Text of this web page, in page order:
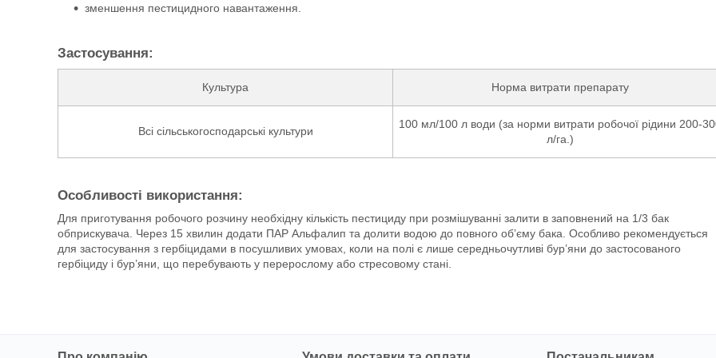
зменшення пестицидного навантаження.
Застосування:
Культура Норма витрати препарату
Всі сільськогосподарські культури
100 мл/100 л води (за норми витрати робочої рідини 200-
л/га.)
Особливості використання:
Для приготування робочого розчину необхідну кількість пестициду при розмішуванні залити в заповнений на 1/3 бак
обприскувача. Через 15 хвилин додати ПАР Альфалип та долити водою до повного об’єму бака. Особливо рекомендується
для застосування з гербіцидами в посушливих умовах, коли на полі є лише середньочутливі бур’яни до застосованого
гербіциду і бур’яни, що перебувають у перерослому або стресовому стані.